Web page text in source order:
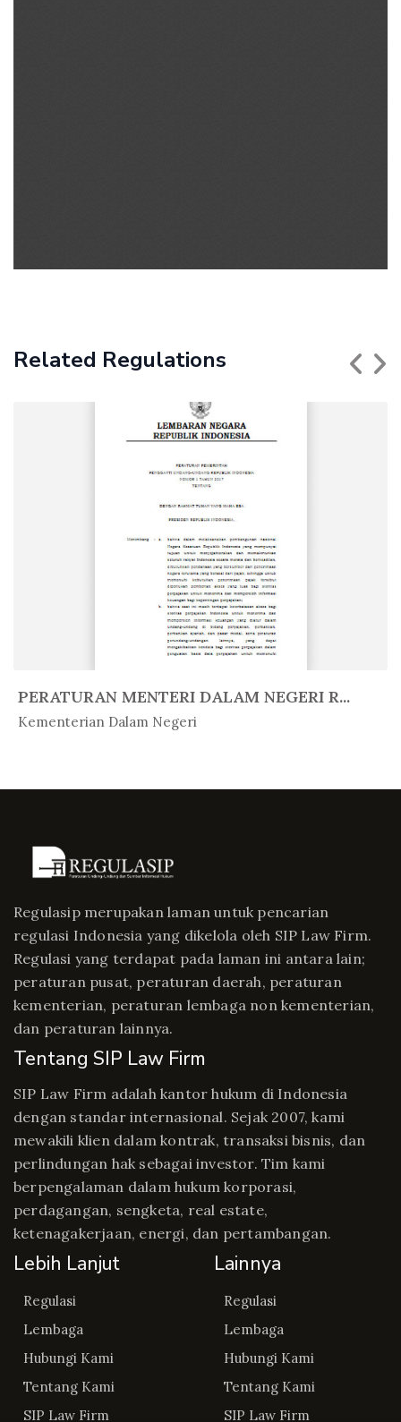
Related Regulations
PERATURAN MENTERI DALAM NEGERI R...
Kementerian Dalam Negeri
In Peratur...
Regulasip merupakan laman untuk pencarian
regulasi Indonesia yang dikelola oleh SIP Law Firm.
Regulasi yang terdapat pada laman ini antara lain;
peraturan pusat, peraturan daerah, peraturan
kementerian, peraturan lembaga non kementerian,
dan peraturan lainnya.
Tentang SIP Law Firm
SIP Law Firm adalah kantor hukum di Indonesia
dengan standar internasional. Sejak 2007, kami
mewakili klien dalam kontrak, transaksi bisnis, dan
perlindungan hak sebagai investor. Tim kami
berpengalaman dalam hukum korporasi,
perdagangan, sengketa, real estate,
ketenagakerjaan, energi, dan pertambangan.
Lebih Lanjut
Regulasi
Lembaga
Hubungi Kami
Tentang Kami
SIP Law Firm
Lainnya
Regulasi
Lembaga
Hubungi Kami
Tentang Kami
SIP Law Firm